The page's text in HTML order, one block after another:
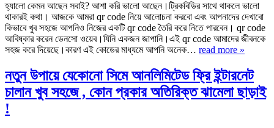
হ্যালো কেমন আছেন সবাই? আশা করি ভালো আছেন।ট্রিকবিডির সাথে থাকলে ভালো
থাকারই কথা। আজকে আমরা qr code নিয়ে আলোচনা করবো এবং আপনাদের দেখাবো
কিভাবে খুব সহজে আপনিও নিজের একটি qr code তৈরি করে নিতে পারবেন। qr code
আবিষ্কার করেন ডেনসো ওয়েব।যিনি একজন জাপানি।এই qr code আমাদের জীবনকে
সহজ করে দিয়েছে।কারণ এই কোডের মাধ্যমে আপনি অনেক… read more »
নতুন উপায়ে যেকোনো সিমে আনলিমিটেড ফ্রি ইন্টারনেট
চালান খুব সহজে , কোন প্রকার অতিরিক্ত ঝামেলা ছাড়াই
!